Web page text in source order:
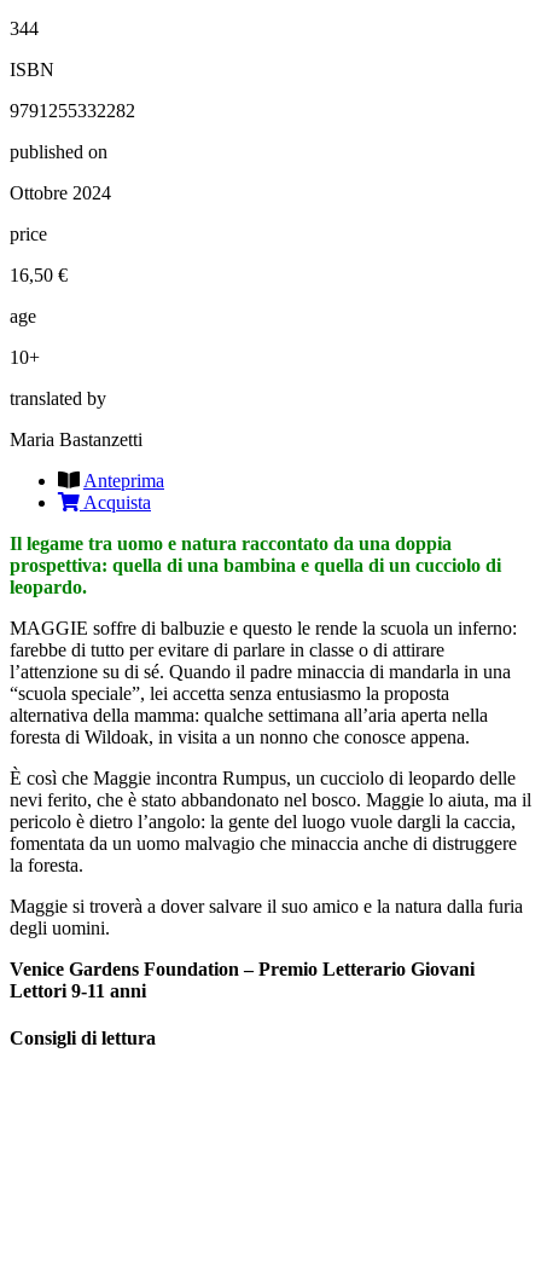
344
ISBN
9791255332282
published on
Ottobre 2024
price
16,50 €
age
10+
translated by
Maria Bastanzetti
Anteprima
Acquista
Il legame tra uomo e natura raccontato da una doppia
prospettiva: quella di una bambina e quella di un cucciolo di
leopardo.
MAGGIE soffre di balbuzie e questo le rende la scuola un inferno:
farebbe di tutto per evitare di parlare in classe o di attirare
l’attenzione su di sé. Quando il padre minaccia di mandarla in una
“scuola speciale”, lei accetta senza entusiasmo la proposta
alternativa della mamma: qualche settimana all’aria aperta nella
foresta di Wildoak, in visita a un nonno che conosce appena.
È così che Maggie incontra Rumpus, un cucciolo di leopardo delle
nevi ferito, che è stato abbandonato nel bosco. Maggie lo aiuta, ma il
pericolo è dietro l’angolo: la gente del luogo vuole dargli la caccia,
fomentata da un uomo malvagio che minaccia anche di distruggere
la foresta.
Maggie si troverà a dover salvare il suo amico e la natura dalla furia
degli uomini.
Venice Gardens Foundation – Premio Letterario Giovani
Lettori 9-11 anni
Consigli di lettura